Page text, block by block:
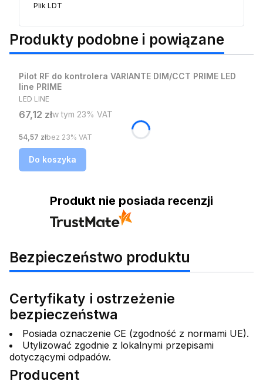
Plik LDT
Produkty podobne i powiązane
Bestseller
Nowość
Pilot RF do kontrolera VARIANTE DIM/CCT PRIME LED
line PRIME
PRODUCENT
LED LINE
Cena brutto
67,12 złw tym %s VAT
w tym 23% VAT
Cena netto
54,57 złbez 23% VAT
Do koszyka
Produkt nie posiada recenzji
Bezpieczeństwo produktu
Certyfikaty i ostrzeżenie
bezpieczeństwa
Posiada oznaczenie CE (zgodność z normami UE).
Utylizować zgodnie z lokalnymi przepisami
dotyczącymi odpadów.
Producent